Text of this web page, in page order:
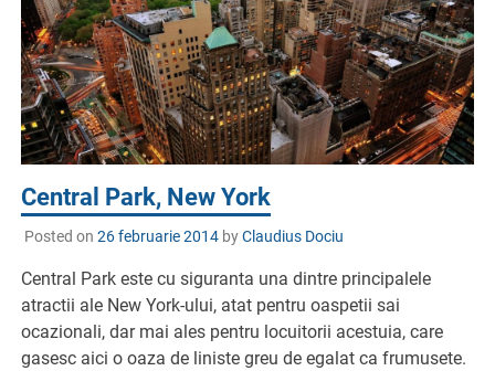
Central Park, New York
Posted on 26 februarie 2014byClaudius Dociu
Central Park este cu siguranta una dintre principalele
atractii ale New York-ului, atat pentru oaspetii sai
ocazionali, dar mai ales pentru locuitorii acestuia, care
gasesc aici o oaza de liniste greu de egalat ca frumusete.